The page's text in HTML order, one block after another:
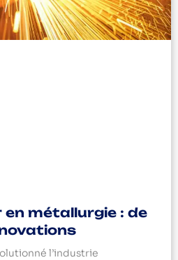
en métallurgie : de
l’industrie